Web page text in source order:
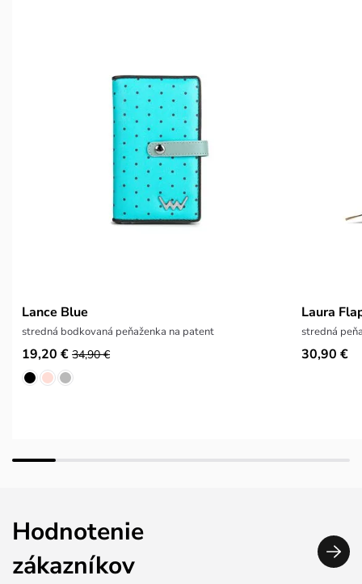
Lance Blue
stredná bodkovaná peňaženka na patent
19,20 € 34,90 €
Laura
stredná
30,90 €
Hodnotenie
zákazníkov